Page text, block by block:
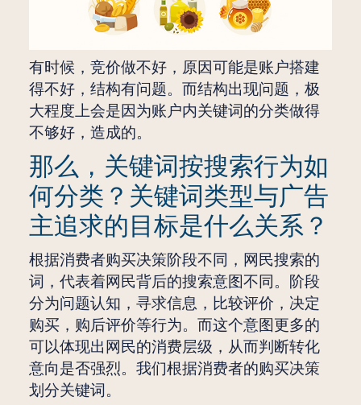
有时候，竞价做不好，原因可能是账户搭建
得不好，结构有问题。而结构出现问题，极
大程度上会是因为账户内关键词的分类做得
不够好，造成的。
那么，关键词按搜索行为如
何分类？关键词类型与广告
主追求的目标是什么关系？
根据消费者购买决策阶段不同，网民搜索的
词，代表着网民背后的搜索意图不同。阶段
分为问题认知，寻求信息，比较评价，决定
购买，购后评价等行为。而这个意图更多的
可以体现出网民的消费层级，从而判断转化
意向是否强烈。我们根据消费者的购买决策
划分关键词。